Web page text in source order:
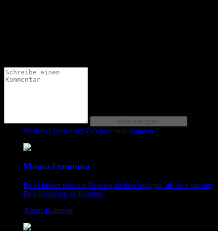
Weitere Comics der Zeichner und Autoren
Mama Feminina
Es ist besser sich mit Brüsten zu beschäftigen, als sich mit der
Beschäftigung zu brüsten.
Autor: Bobrovic